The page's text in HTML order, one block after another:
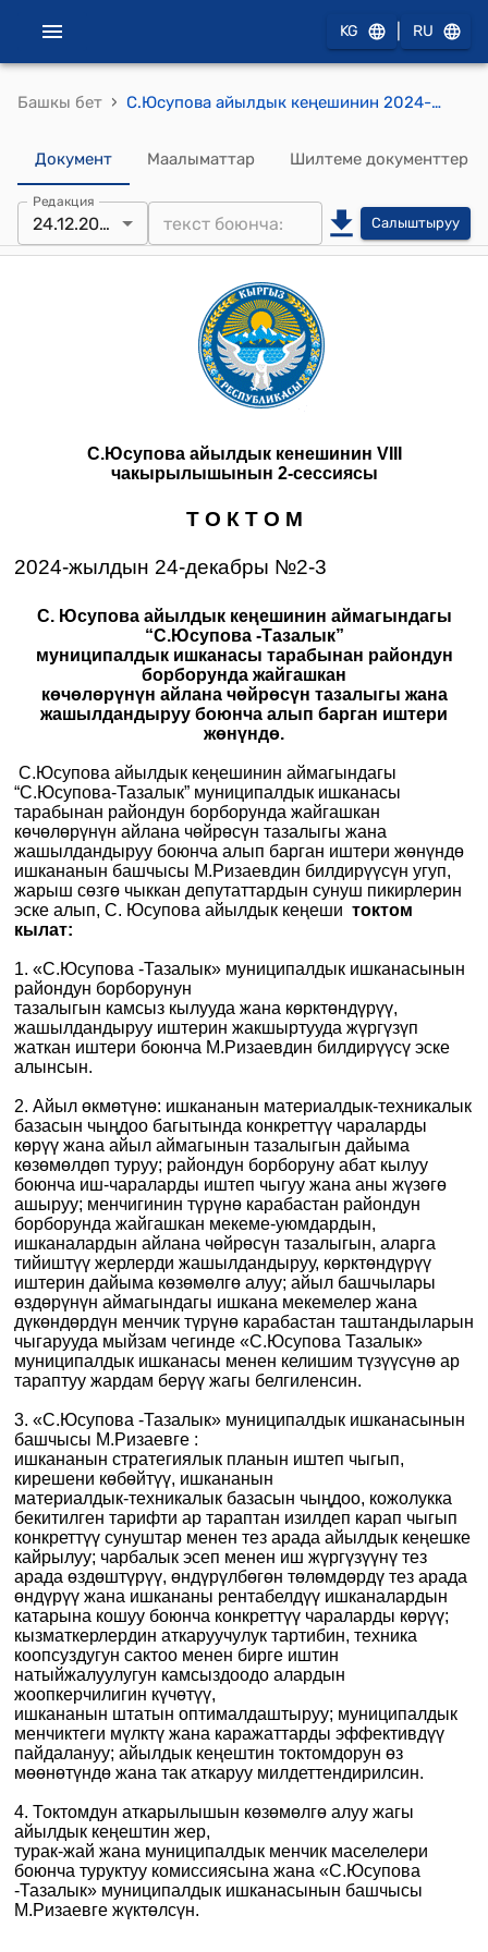
KG RU
Башкы бет › С.Юсупова айылдык кеңешинин 2024-жылдын 24-декбрындагы №2-3 С. Юсупова айылдык кеңешинин аймагындагы “С.Юсупова -Тазалык” муниципалдык ишканасы тарабынан райондун борборунда жайгашкан көчөлөрүнүн айлана чөйрөсүн тазалыгы жана жашылдандыруу боюнча алып барган иштери жөнүндө токтому.
Документ Маалыматтар Шилтеме документтер
Редакция
24.12.2024 Салыштыруу